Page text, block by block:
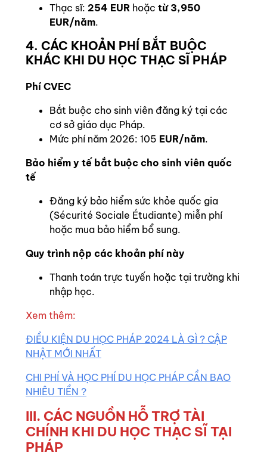
Thạc sĩ: 254 EUR hoặc từ 3,950
EUR/năm.
4. CÁC KHOẢN PHÍ BẮT BUỘC
KHÁC KHI DU HỌC THẠC SĨ PHÁP
Phí CVEC
Bắt buộc cho sinh viên đăng ký tại các
cơ sở giáo dục Pháp.
Mức phí năm 2026: 105 EUR/năm.
Bảo hiểm y tế bắt buộc cho sinh viên quốc
tế
Đăng ký bảo hiểm sức khỏe quốc gia
(Sécurité Sociale Étudiante) miễn phí
hoặc mua bảo hiểm bổ sung.
Quy trình nộp các khoản phí này
Thanh toán trực tuyến hoặc tại trường khi
nhập học.
Xem thêm:
ĐIỀU KIỆN DU HỌC PHÁP 2024 LÀ GÌ ? CẬP
NHẬT MỚI NHẤT
CHI PHÍ VÀ HỌC PHÍ DU HỌC PHÁP CẦN BAO
NHIÊU TIỀN ?
III. CÁC NGUỒN HỖ TRỢ TÀI
CHÍNH KHI DU HỌC THẠC SĨ TẠI
PHÁP